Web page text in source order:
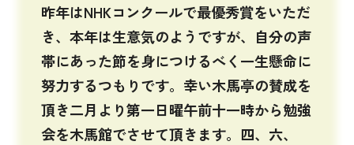
昨年はNHKコンクールで最優秀賞をいただ
き、本年は生意気のようですが、自分の声
帯にあった節を身につけるべく一生懸命に
努力するつもりです。幸い木馬亭の賛成を
頂き二月より第一日曜午前十一時から勉強
会を木馬館でさせて頂きます。四、六、